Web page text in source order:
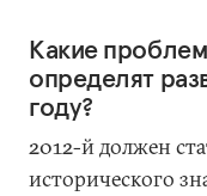
Какие
определят
году?
2012-й должен
исторического